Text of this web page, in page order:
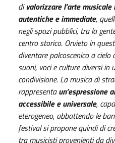
divalorizzare l’arte
autentiche e immediate,
negli spazi pubblici, tra la
centro storico. Orvieto in
diventare palcoscenico a cielo
suoni, voci e culture diversi in
condivisione. La musica di
rappresentaun’espressione
accessibile e universale,
eterogeneo, abbattendo le
festival si propone quindi di
tra musicisti provenienti da